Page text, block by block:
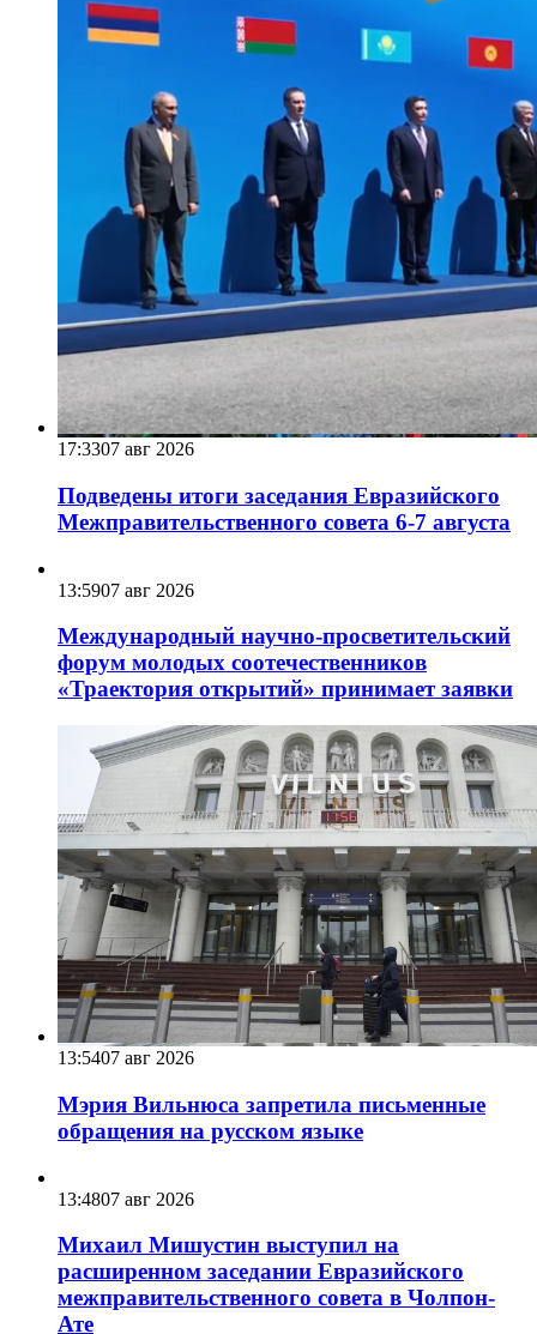
17:3307 авг 2026
Подведены итоги заседания Евразийского
Межправительственного совета 6-7 августа
13:5907 авг 2026
Международный научно-просветительский
форум молодых соотечественников
«Траектория открытий» принимает заявки
13:5407 авг 2026
Мэрия Вильнюса запретила письменные
обращения на русском языке
13:4807 авг 2026
Михаил Мишустин выступил на
расширенном заседании Евразийского
межправительственного совета в Чолпон-
Ате